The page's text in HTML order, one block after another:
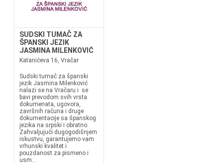
SUDSKI TUMAČ ZA
ŠPANSKI JEZIK
JASMINA MILENKOVIĆ
Katanićeva 16, Vračar
Sudski tumač za španski
jezik Jasmina Milenković
nalazi se na Vračaru i se
bavi prevodom svih vrsta
dokumenata, ugovora,
završnih računa i druge
dokumentacije sa španskog
jezika na srpski i obratno.
Zahvaljujući dugogodišnjem
iskustvu, garantujemo vam
vrhunski kvalitet i
pouzdanost za pismeno i
usm...